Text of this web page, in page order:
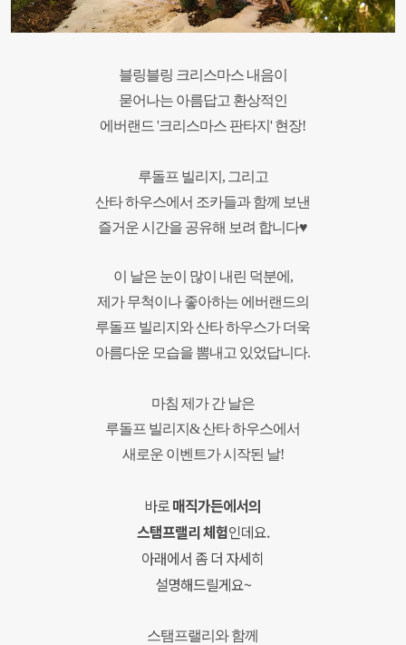
블링블링 크리스마스 내음이
묻어나는 아름답고 환상적인
에버랜드 '크리스마스 판타지' 현장!
루돌프 빌리지, 그리고
산타 하우스에서 조카들과 함께 보낸
즐거운 시간을 공유해 보려 합니다♥
이 날은 눈이 많이 내린 덕분에,
제가 무척이나 좋아하는 에버랜드의
루돌프 빌리지와 산타 하우스가 더욱
아름다운 모습을 뽐내고 있었답니다.
마침 제가 간 날은
루돌프 빌리지& 산타 하우스에서
새로운 이벤트가 시작된 날!
바로매직가든에서의
스탬프랠리 체험인데요.
아래에서 좀 더 자세히
설명해드릴게요~
스탬프랠리와 함께